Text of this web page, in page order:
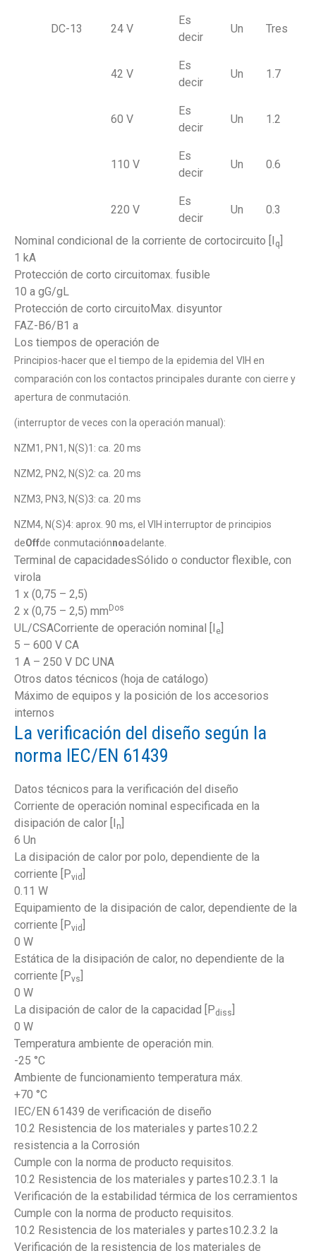
DC-13 24 V
Es
decir
Un Tres
42 V
Es
decir
Un 1.7
60 V
Es
decir
Un 1.2
110 V
Es
decir
Un 0.6
220 V
Es
decir
Un 0.3
Nominal condicional de la corriente de cortocircuito [I q
1 kA
Protección de corto circuitomax. fusible
10 a gG/gL
Protección de corto circuitoMax. disyuntor
FAZ-B6/B1 a
Los tiempos de operación de
Principios-hacer que el tiempo de la epidemia del VIH en
comparación con los contactos principales durante con cierre y
apertura de conmutación.
(interruptor de veces con la operación manual):
NZM1, PN1, N(S)1: ca. 20 ms
NZM2, PN2, N(S)2: ca. 20 ms
NZM3, PN3, N(S)3: ca. 20 ms
NZM4, N(S)4: aprox. 90 ms, el VIH interruptor de principios
deOffde conmutaciónnoadelante.
Terminal de capacidadesSólido o conductor flexible, con
virola
1 x (0,75 – 2,5)
2 x (0,75 – 2,5) mm Dos
UL/CSACorriente de operación nominal [I e
5 – 600 V CA
1 A – 250 V DC UNA
Otros datos técnicos (hoja de catálogo)
Máximo de equipos y la posición de los accesorios
internos
La verificación del diseño según la
norma IEC/EN 61439
Datos técnicos para la verificación del diseño
Corriente de operación nominal especificada en la
disipación de calor [I
n
6 Un
La disipación de calor por polo, dependiente de la
corriente [Pvid
0.11 W
Equipamiento de la disipación de calor, dependiente de la
corriente [Pvid
0 W
Estática de la disipación de calor, no dependiente de la
corriente [Pvs
0 W
La disipación de calor de la capacidad [Pdiss
0 W
Temperatura ambiente de operación min.
-25 °C
Ambiente de funcionamiento temperatura máx.
+70 °C
IEC/EN 61439 de verificación de diseño
10.2 Resistencia de los materiales y partes10.2.2
resistencia a la Corrosión
Cumple con la norma de producto requisitos.
10.2 Resistencia de los materiales y partes10.2.3.1 la
Verificación de la estabilidad térmica de los cerramientos
Cumple con la norma de producto requisitos.
10.2 Resistencia de los materiales y partes10.2.3.2 la
Verificación de la resistencia de los materiales de